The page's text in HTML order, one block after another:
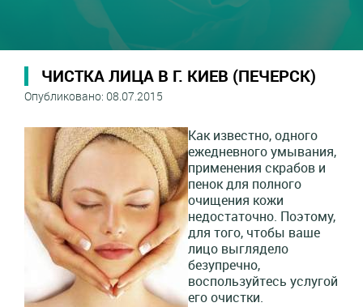
ЧИСТКА ЛИЦА В Г. КИЕВ (ПЕЧЕРСК)
Опубликовано: 08.07.2015
Как известно, одного
ежедневного умывания,
применения скрабов и
пенок для полного
очищения кожи
недостаточно. Поэтому,
для того, чтобы ваше
лицо выглядело
безупречно,
воспользуйтесь услугой
его очистки.